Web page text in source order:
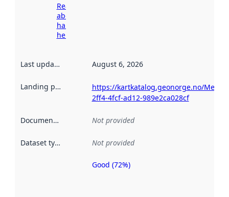
Read more
about
harvesting
here
Last updated August 6, 2026
Landing page
https://kartkatalog.geonorge.no/
2ff4-4fcf-ad12-989e2ca028cf
Documentation Not provided
Dataset type Not provided
Metadata
Good (72%)